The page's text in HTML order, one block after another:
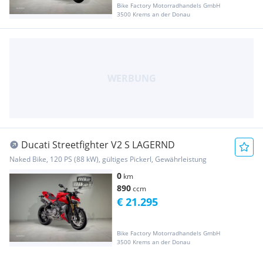
Bike Factory Motorradhandels GmbH
3500 Krems an der Donau
Ducati Streetfighter V2 S LAGERND
Naked Bike, 120 PS (88 kW), gültiges Pickerl, Gewährleistung
0 km
890ccm
Bike Factory Motorradhandels GmbH
3500 Krems an der Donau
€ 21.295